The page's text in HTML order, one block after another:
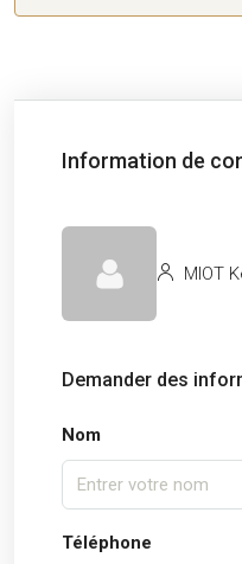
Information de
MIOT
Demander des
Nom
Téléphone